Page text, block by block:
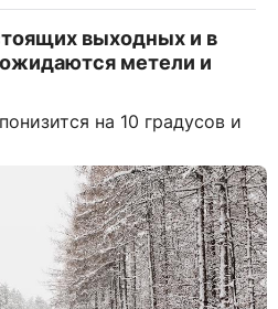
выходных и в
метели и
на 10 градусов и